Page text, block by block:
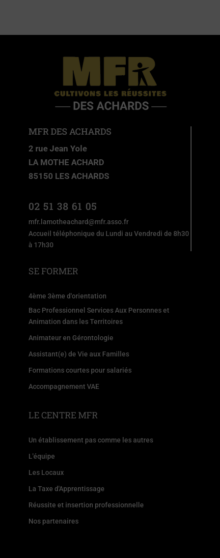
MFR DES ACHARDS
2 rue Jean Yole
LA MOTHE ACHARD
85150 LES ACHARDS
02 51 38 61 05
mfr.lamotheachard@mfr.asso.fr
Accueil téléphonique du Lundi au Vendredi de 8h30
à 17h30
SE FORMER
4ème 3ème d'orientation
Bac Professionnel Services Aux Personnes et
Animation dans les Territoires
Animateur en Gérontologie
Assistant(e) de Vie aux Familles
Formations courtes pour salariés
Accompagnement VAE
LE CENTRE MFR
Un établissement pas comme les autres
L'équipe
Les Locaux
La Taxe d'Apprentissage
Réussite et insertion professionnelle
Nos partenaires